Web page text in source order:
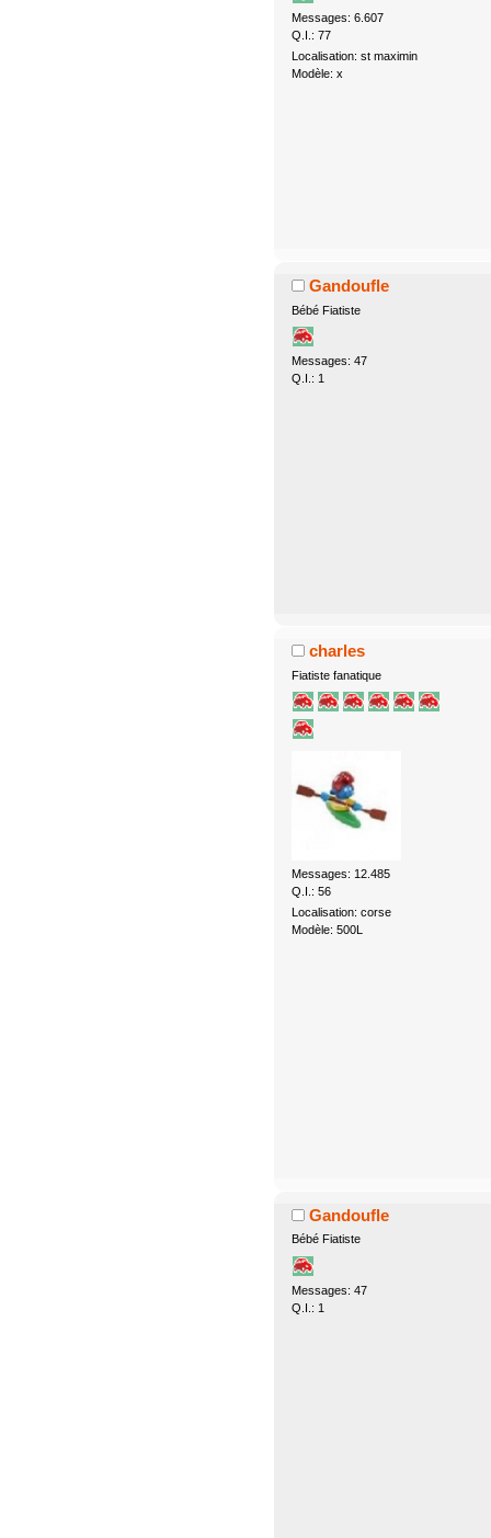
Messages: 6.607
Q.I.: 77
Localisation: st maximin
Modèle: x
Gandoufle
Bébé Fiatiste
Messages: 47
Q.I.: 1
charles
Fiatiste fanatique
Messages: 12.485
Q.I.: 56
Localisation: corse
Modèle: 500L
Gandoufle
Bébé Fiatiste
Messages: 47
Q.I.: 1